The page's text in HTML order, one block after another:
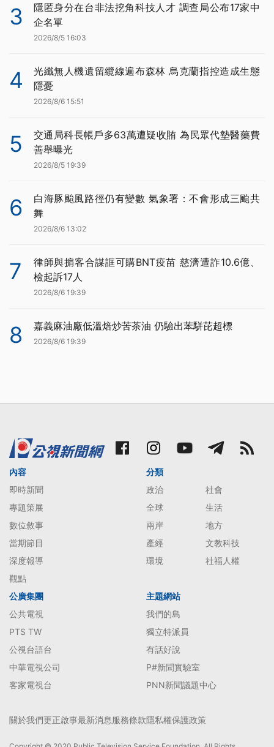
3
隱匿身分在台非法挖角科技人才 調查局公布17家中
企名單
2026/8/5 16:03
4
光纖無人機遺留纜線遍布森林 烏克蘭指控造成生態
隱憂
2026/8/6 15:51
5
交通局科長帳戶多63萬遭疑收賄 為民眾代墊醫藥費
善舉曝光
2026/8/5 19:39
6
白海豚颱風路徑仍有變數 氣象署：不會形成三颱共
舞
2026/8/6 13:02
7
律師與掮客合謀誆可購BNT疫苗 慈濟遭詐10.6億、
檢起訴17人
2026/8/6 19:39
8 嘉義麻油廠低溫焙炒苦茶油 仍驗出苯駢芘超標
2026/8/6 19:39
內容
即時新聞
專題策展
數位敘事
當期節目
深度報導
觀點
分類
政治
社會
全球
生活
兩岸
地方
產經
文教科技
環境
社福人權
公廣集團
公共電視
PTS TW
公視台語台
中華電視公司
客家電視台
主題網站
我們的島
獨立特派員
有話好說
P#新聞實驗室
PNN新聞議題中心
關於我們更正啟事最新消息服務條款隱私權保護政策